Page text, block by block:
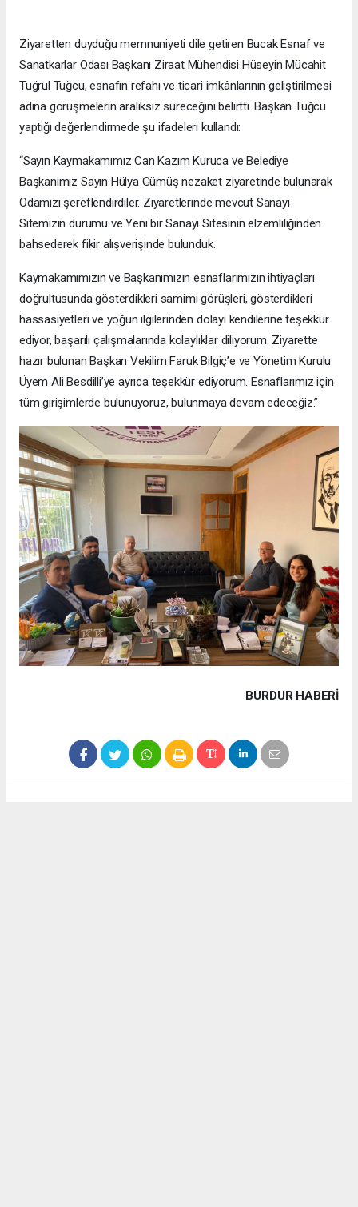
Ziyaretten duyduğu memnuniyeti dile getiren Bucak Esnaf ve
Sanatkarlar Odası Başkanı Ziraat Mühendisi Hüseyin Mücahit
Tuğrul Tuğcu, esnafın refahı ve ticari imkânlarının geliştirilmesi
adına görüşmelerin aralıksız süreceğini belirtti. Başkan Tuğcu
yaptığı değerlendirmede şu ifadeleri kullandı:
“Sayın Kaymakamımız Can Kazım Kuruca ve Belediye
Başkanımız Sayın Hülya Gümüş nezaket ziyaretinde bulunarak
Odamızı şereflendirdiler. Ziyaretlerinde mevcut Sanayi
Sitemizin durumu ve Yeni bir Sanayi Sitesinin elzemliliğinden
bahsederek fikir alışverişinde bulunduk.
Kaymakamımızın ve Başkanımızın esnaflarımızın ihtiyaçları
doğrultusunda gösterdikleri samimi görüşleri, gösterdikleri
hassasiyetleri ve yoğun ilgilerinden dolayı kendilerine teşekkür
ediyor, başarılı çalışmalarında kolaylıklar diliyorum. Ziyarette
hazır bulunan Başkan Vekilim Faruk Bilgiç’e ve Yönetim Kurulu
Üyem Ali Besdilli’ye ayrıca teşekkür ediyorum. Esnaflarımız için
tüm girişimlerde bulunuyoruz, bulunmaya devam edeceğiz.”
BURDUR HABERİ